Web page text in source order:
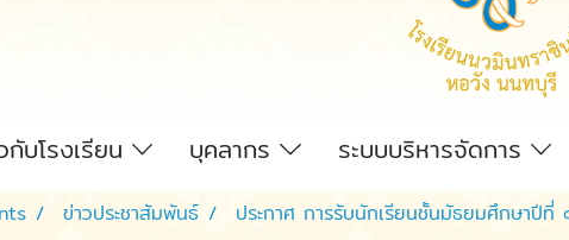
กับโรงเรียน บุคลากร ระบบบริหารจัดการ
ข่าวประชาสัมพันธ์ ประกาศ การรับนักเรียนชั้นมัธยมศึกษาปี